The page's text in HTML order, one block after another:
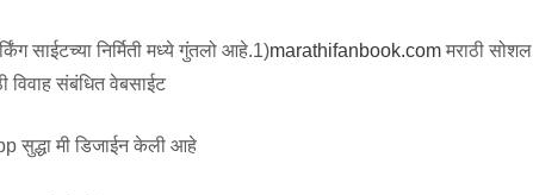
साईटच्या निर्मिती मध्ये गुंतलो आहे.1)marathifanbook.com मराठी सोशल
विवाह संबंधित वेबसाईट
सुद्धा मी डिजाईन केली आहे